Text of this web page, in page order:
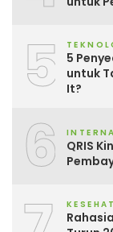
5
5
untuk
It?
6
QRIS